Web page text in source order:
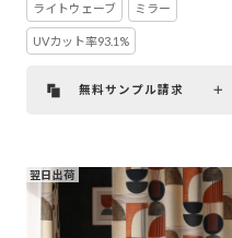
ライトウェーブ ミラー
UVカット率93.1%
無料サンプル請求
翌日出荷